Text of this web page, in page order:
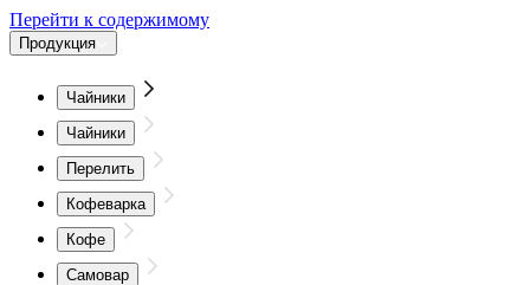
Перейти к содержимому
Продукция
Чайники
Чайники
Перелить
Кофеварка
Кофе
Самовар